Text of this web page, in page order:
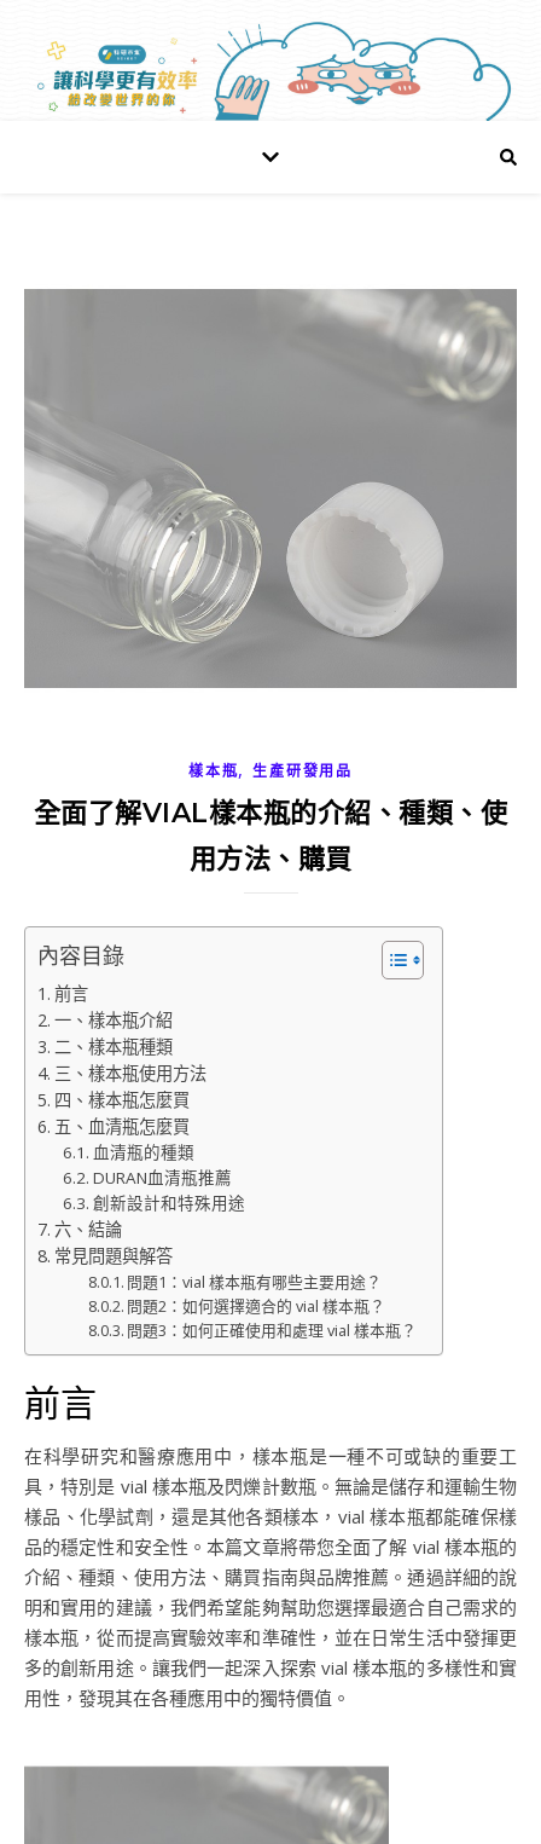
樣本瓶,生產研發用品
全面了解VIAL樣本瓶的介紹、種類、使
用方法、購買
內容目錄
前言
一、樣本瓶介紹
二、樣本瓶種類
三、樣本瓶使用方法
四、樣本瓶怎麼買
五、血清瓶怎麼買
血清瓶的種類
DURAN血清瓶推薦
創新設計和特殊用途
六、結論
常見問題與解答
問題1：vial 樣本瓶有哪些主要用途？
問題2：如何選擇適合的 vial 樣本瓶？
問題3：如何正確使用和處理 vial 樣本瓶？
前言
在科學研究和醫療應用中，樣本瓶是一種不可或缺的重要工
具，特別是 vial 樣本瓶及閃爍計數瓶。無論是儲存和運輸生物
樣品、化學試劑，還是其他各類樣本，vial 樣本瓶都能確保樣
品的穩定性和安全性。本篇文章將帶您全面了解 vial 樣本瓶的
介紹、種類、使用方法、購買指南與品牌推薦。通過詳細的說
明和實用的建議，我們希望能夠幫助您選擇最適合自己需求的
樣本瓶，從而提高實驗效率和準確性，並在日常生活中發揮更
多的創新用途。讓我們一起深入探索 vial 樣本瓶的多樣性和實
用性，發現其在各種應用中的獨特價值。